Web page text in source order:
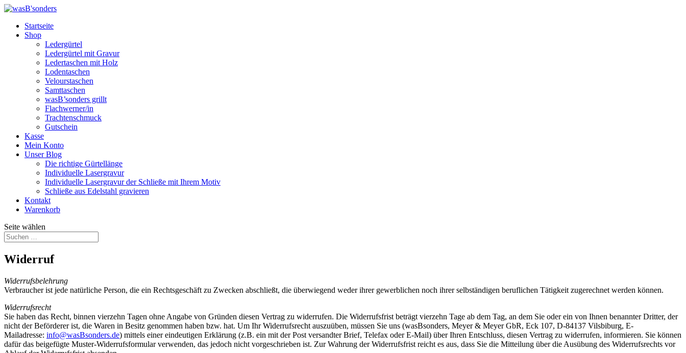
Startseite
Shop
Ledergürtel
Ledergürtel mit Gravur
Ledertaschen mit Holz
Lodentaschen
Velourstaschen
Samttaschen
wasB’sonders grillt
Flachwerner/in
Trachtenschmuck
Gutschein
Kasse
Mein Konto
Unser Blog
Die richtige Gürtellänge
Individuelle Lasergravur
Individuelle Lasergravur der Schließe mit Ihrem Motiv
Schließe aus Edelstahl gravieren
Kontakt
Warenkorb
Seite wählen
Widerruf
Widerrufsbelehrung
Verbraucher ist jede natürliche Person, die ein Rechtsgeschäft zu Zwecken abschließt, die überwiegend weder ihrer gewerblichen noch ihrer selbständigen beruflichen Tätigkeit zugerechnet werden können.
Widerrufsrecht
Sie haben das Recht, binnen vierzehn Tagen ohne Angabe von Gründen diesen Vertrag zu widerrufen. Die Widerrufsfrist beträgt vierzehn Tage ab dem Tag, an dem Sie oder ein von Ihnen benannter Dritter, der
nicht der Beförderer ist, die Waren in Besitz genommen haben bzw. hat. Um Ihr Widerrufsrecht auszuüben, müssen Sie uns (wasBsonders, Meyer & Meyer GbR, Eck 107, D-84137 Vilsbiburg, E-
Mailadresse: info@wasBsonders.de) mittels einer eindeutigen Erklärung (z.B. ein mit der Post versandter Brief, Telefax oder E-Mail) über Ihren Entschluss, diesen Vertrag zu widerrufen, informieren. Sie können
dafür das beigefügte Muster-Widerrufsformular verwenden, das jedoch nicht vorgeschrieben ist. Zur Wahrung der Widerrufsfrist reicht es aus, dass Sie die Mitteilung über die Ausübung des Widerrufsrechts vor